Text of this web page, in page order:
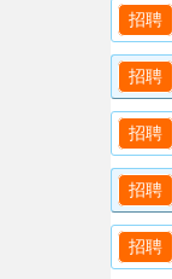
招聘
招聘
招聘
招聘
招聘